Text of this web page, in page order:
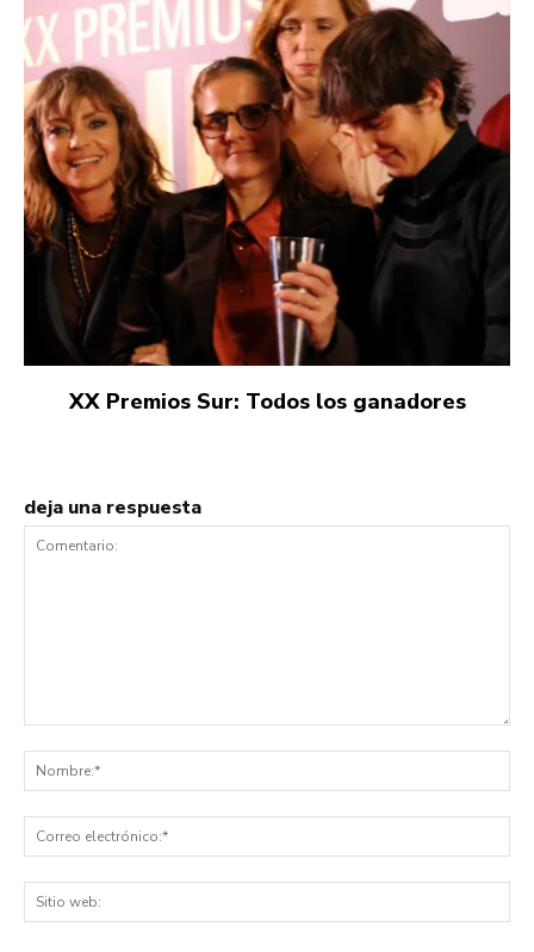
XX Premios Sur: Todos los ganadores
deja una respuesta